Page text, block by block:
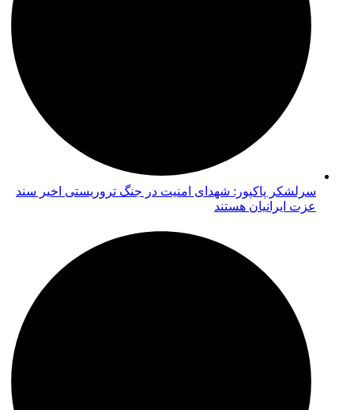
سرلشکر پاکپور: شهدای امنیت در جنگ تروریستی اخیر سند
عزت ایرانیان هستند